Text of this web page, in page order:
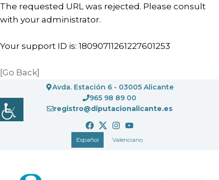
The requested URL was rejected. Please consult
with your administrator.
Your support ID is: 18090711261227601253
[Go Back]
al
contenido
Avda. Estación 6 - 03005 Alicante
965 98 89 00
registro@diputacionalicante.es
Español Valenciano